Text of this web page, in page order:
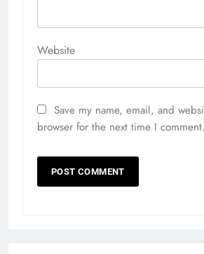
Website
Save my name, email, and
browser for the next time I comment.